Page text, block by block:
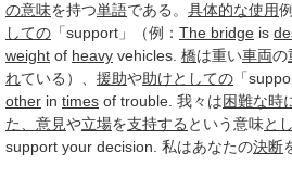
の意味を持つ単語である。 具体的な使用
しての 「support」（例： The bridge is
weight of heavy vehicles. 橋は重い車両の
れている）、 援助や助けとしての 「
other in times of trouble. 我々は困難な時
た、 意見や立場を支持する という意味と
support your decision. 私はあなたの決断